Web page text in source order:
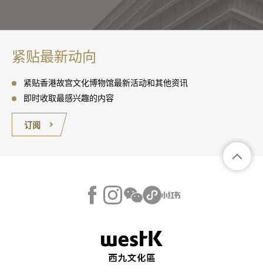
紧贴最新动向
紧贴香港故宫文化博物馆最新活动和其他资讯
即时收取最感兴趣的内容
订阅